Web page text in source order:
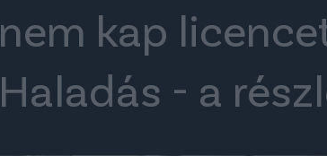
nem kap
Haladás - a